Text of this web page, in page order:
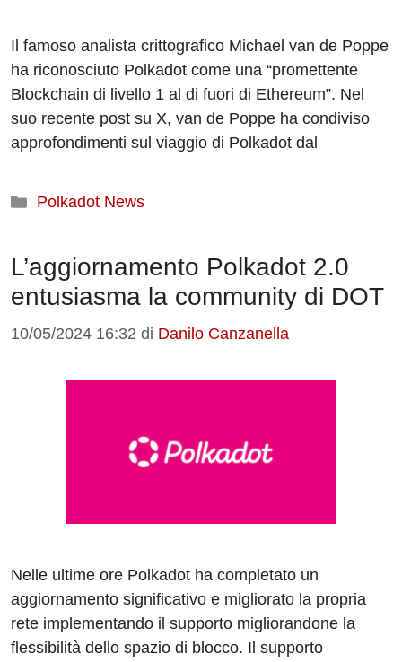
Il famoso analista crittografico Michael van de Poppe
ha riconosciuto Polkadot come una “promettente
Blockchain di livello 1 al di fuori di Ethereum”. Nel
suo recente post su X, van de Poppe ha condiviso
approfondimenti sul viaggio di Polkadot dal
Categorie
Polkadot News
L’aggiornamento Polkadot 2.0
entusiasma la community di DOT
10/05/2024 16:32 di Danilo Canzanella
Nelle ultime ore Polkadot ha completato un
aggiornamento significativo e migliorato la propria
rete implementando il supporto migliorandone la
flessibilità dello spazio di blocco. Il supporto